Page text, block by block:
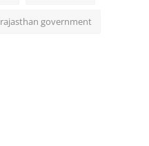
rajasthan government